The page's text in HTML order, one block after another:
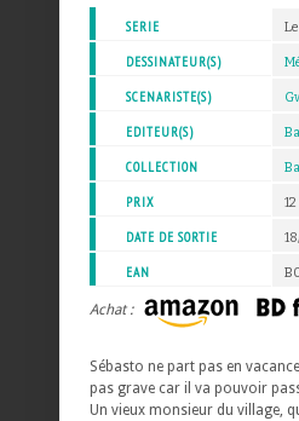
SERIE
DESSINATEUR(S)
SCENARISTE(S)
EDITEUR(S)
COLLECTION
PRIX
DATE DE SORTIE
EAN
Achat :
Sébasto ne part pas en
pas grave car il va pouvoir
Un vieux monsieur du village,